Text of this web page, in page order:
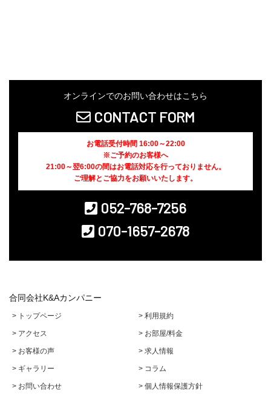
オンラインでのお問い合わせはこちら
CONTACT FORM
お電話受付時間 16:00～22:00
※ご予約のお客様へ
21:00～翌6:00の間はお電話対応を行っておりません。
ご理解とご協力をお願いいたします。
052-768-7256
070-1657-2678
合同会社K&Aカンパニー
> トップページ > 利用規約
> アクセス > お部屋/料金
> お客様の声 > 求人情報
> ギャラリー > コラム
> お問い合わせ > 個人情報保護方針